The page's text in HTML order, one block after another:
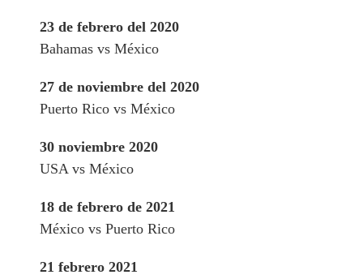
23 de febrero del 2020
Bahamas vs México
27 de noviembre del 2020
Puerto Rico vs México
30 noviembre 2020
USA vs México
18 de febrero de 2021
México vs Puerto Rico
21 febrero 2021